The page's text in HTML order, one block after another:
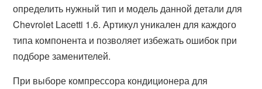
определить нужный тип и модель данной детали для
Chevrolet Lacetti 1.6. Артикул уникален для каждого
типа компонента и позволяет избежать ошибок при
подборе заменителей.
При выборе компрессора кондиционера для